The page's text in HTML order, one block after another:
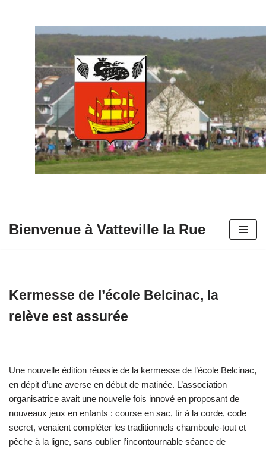
contenu
Bienvenue à Vatteville la Rue
Kermesse de l’école Belcinac, la
relève est assurée
Une nouvelle édition réussie de la kermesse de l’école Belcinac,
en dépit d’une averse en début de matinée. L’association
organisatrice avait une nouvelle fois innové en proposant de
nouveaux jeux en enfants : course en sac, tir à la corde, code
secret, venaient compléter les traditionnels chamboule-tout et
pêche à la ligne, sans oublier l’incontournable séance de